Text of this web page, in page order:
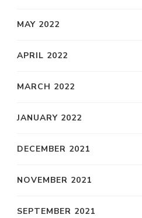
MAY 2022
APRIL 2022
MARCH 2022
JANUARY 2022
DECEMBER 2021
NOVEMBER 2021
SEPTEMBER 2021